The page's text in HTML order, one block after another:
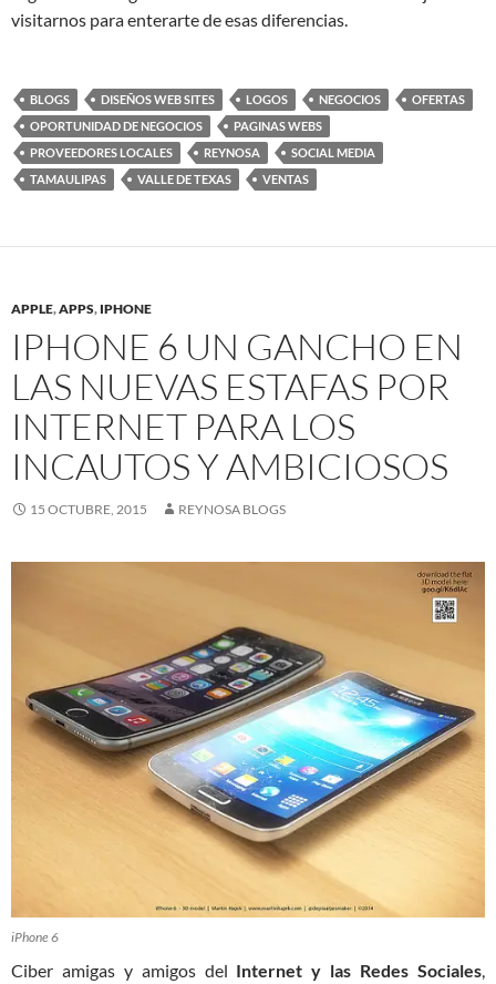
visitarnos para enterarte de esas diferencias.
BLOGS DISEÑOS WEB SITES LOGOS NEGOCIOS
OFERTAS
OPORTUNIDAD DE NEGOCIOS
PAGINAS WEBS
PROVEEDORES LOCALES
REYNOSA
SOCIAL MEDIA
TAMAULIPAS
VALLE DE TEXAS VENTAS
APPLE,APPS, IPHONE
IPHONE 6 UN GANCHO EN
LAS NUEVAS ESTAFAS POR
INTERNET PARA LOS
INCAUTOS Y AMBICIOSOS
15 OCTUBRE, 2015 REYNOSA BLOGS
iPhone 6
Ciber amigas y amigos del Internet y las Redes Sociales,